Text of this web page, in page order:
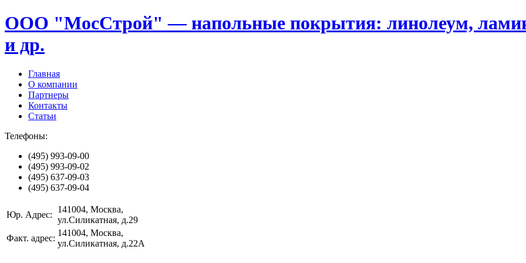
ООО "МосСтрой" — напольные покрытия: линолеум,
и др.
Главная
О компании
Партнеры
Контакты
Статьи
Телефоны:
(495) 993-09-00
(495) 993-09-02
(495) 637-09-03
(495) 637-09-04
Юр. Адрес:
141004, Москва,
ул.Силикатная, д.29
Факт. адрес:
141004, Москва,
ул.Силикатная, д.22А